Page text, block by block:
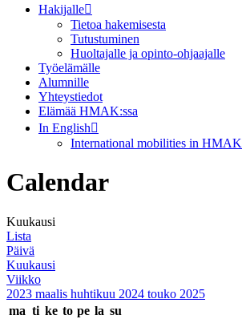
Hakijalle
Tietoa hakemisesta
Tutustuminen
Huoltajalle ja opinto-ohjaajalle
Työelämälle
Alumnille
Yhteystiedot
Elämää HMAK:ssa
In English
International mobilities in HMAK
Calendar
Kuukausi
Lista
Päivä
Kuukausi
Viikko
2023 maalis huhtikuu 2024 touko 2025
ma ti ke to pe la su